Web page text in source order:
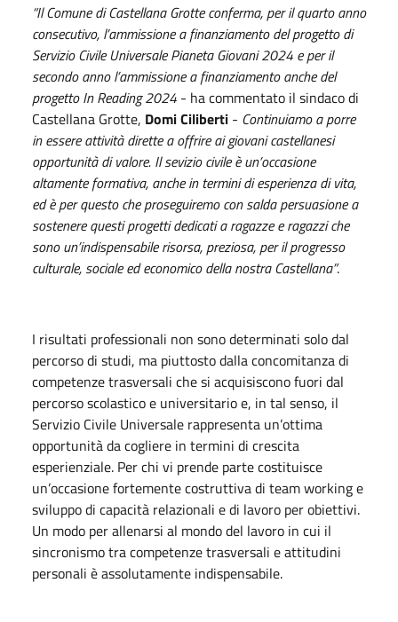
“Il Comune di Castellana Grotte conferma, per il quarto anno
consecutivo, l’ammissione a finanziamento del progetto di
Servizio Civile Universale Pianeta Giovani 2024 e per il
secondo anno l’ammissione a finanziamento anche del
progetto In Reading 2024 - ha commentato il sindaco di
Castellana Grotte, Domi Ciliberti - Continuiamo a porre
in essere attività dirette a offrire ai giovani castellanesi
opportunità di valore. Il sevizio civile è un’occasione
altamente formativa, anche in termini di esperienza di vita,
ed è per questo che proseguiremo con salda persuasione a
sostenere questi progetti dedicati a ragazze e ragazzi che
sono un’indispensabile risorsa, preziosa, per il progresso
culturale, sociale ed economico della nostra Castellana”.
I risultati professionali non sono determinati solo dal
percorso di studi, ma piuttosto dalla concomitanza di
competenze trasversali che si acquisiscono fuori dal
percorso scolastico e universitario e, in tal senso, il
Servizio Civile Universale rappresenta un’ottima
opportunità da cogliere in termini di crescita
esperienziale. Per chi vi prende parte costituisce
un’occasione fortemente costruttiva di team working e
sviluppo di capacità relazionali e di lavoro per obiettivi.
Un modo per allenarsi al mondo del lavoro in cui il
sincronismo tra competenze trasversali e attitudini
personali è assolutamente indispensabile.